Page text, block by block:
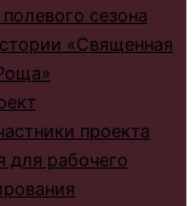
сезона
«Священная
проекта
для рабочего